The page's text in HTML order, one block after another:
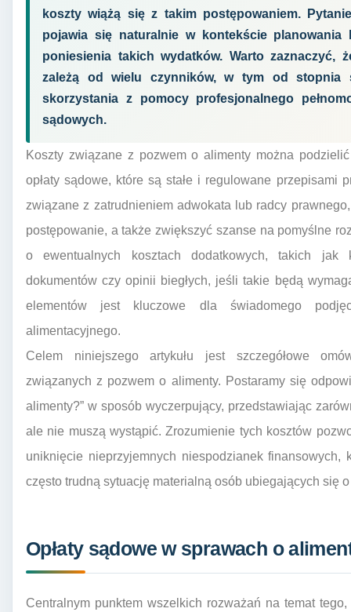
koszty wiążą się z takim postępowaniem.
pojawia się naturalnie w kontekście
poniesienia takich wydatków. Warto
zależą od wielu czynników, w tym od stopnia
skorzystania z pomocy profesjonalnego
sądowych.
Koszty związane z pozwem o alimenty można
opłaty sądowe, które są stałe i regulowane przepisami
związane z zatrudnieniem adwokata lub radcy
postępowanie, a także zwiększyć szanse na pomyślne
o ewentualnych kosztach dodatkowych, takich jak
dokumentów czy opinii biegłych, jeśli takie będą
elementów jest kluczowe dla świadomego
alimentacyjnego.
Celem niniejszego artykułu jest szczegółowe
związanych z pozwem o alimenty. Postaramy się
alimenty?” w sposób wyczerpujący, przedstawiając
ale nie muszą wystąpić. Zrozumienie tych kosztów
uniknięcie nieprzyjemnych niespodzianek
często trudną sytuację materialną osób ubiegających się
Opłaty sądowe w sprawach o
Centralnym punktem wszelkich rozważań na temat